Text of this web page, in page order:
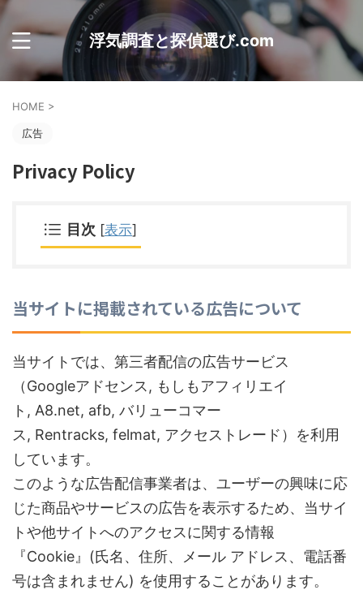
浮気調査と探偵選び.com
HOME >
広告
Privacy Policy
目次 [表示]
当サイトに掲載されている広告について
当サイトでは、第三者配信の広告サービス
（Googleアドセンス, もしもアフィリエイ
ト, A8.net, afb, バリューコマー
ス, Rentracks, felmat, アクセストレード）を利用
しています。
このような広告配信事業者は、ユーザーの興味に応
じた商品やサービスの広告を表示するため、当サイ
トや他サイトへのアクセスに関する情報
『Cookie』(氏名、住所、メール アドレス、電話番
号は含まれません) を使用することがあります。